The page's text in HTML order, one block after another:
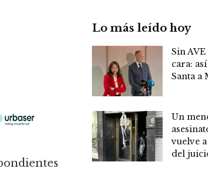
Lo más leído hoy
Sin
cara:
Santa a
Un
vuelve
del